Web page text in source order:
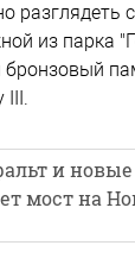
разглядеть
из парка
бронзовый
III.
и
мост на